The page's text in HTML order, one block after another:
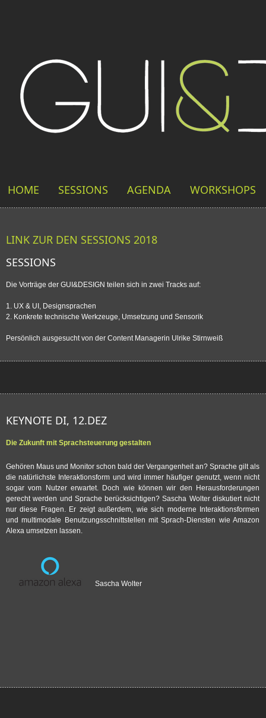
HOME SESSIONS AGENDA WORKSHOPS
LINK ZUR DEN SESSIONS 2018
SESSIONS
Die Vorträge der GUI&DESIGN teilen sich in zwei Tracks auf:
1. UX & UI, Designsprachen
2. Konkrete technische Werkzeuge, Umsetzung und Sensorik
Persönlich ausgesucht von der Content Managerin Ulrike Stirnweiß
KEYNOTE DI, 12.DEZ
Die Zukunft mit Sprachsteuerung gestalten
Gehören Maus und Monitor schon bald der Vergangenheit an? Sprache gilt als
die natürlichste Interaktionsform und wird immer häufiger genutzt, wenn nicht
sogar vom Nutzer erwartet. Doch wie können wir den Herausforderungen
gerecht werden und Sprache berücksichtigen? Sascha Wolter diskutiert nicht
nur diese Fragen. Er zeigt außerdem, wie sich moderne Interaktionsformen
und multimodale Benutzungsschnittstellen mit Sprach-Diensten wie Amazon
Alexa umsetzen lassen.
Sascha Wolter